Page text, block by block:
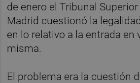
de enero el Tribunal
Madrid cuestionó la
en lo relativo a la entrada en
misma.
El problema era la cuestión